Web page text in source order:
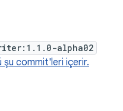
alpha02
şu commit'leri içerir.